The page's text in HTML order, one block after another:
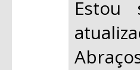
Estou